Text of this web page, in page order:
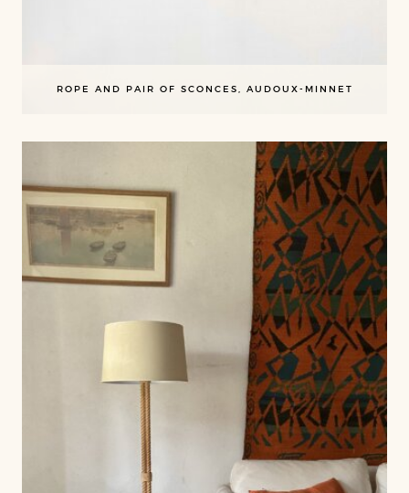
ROPE AND PAIR OF SCONCES, AUDOUX-MINNET